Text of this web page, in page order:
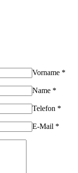
Vorname *
Name *
Telefon *
E-Mail *